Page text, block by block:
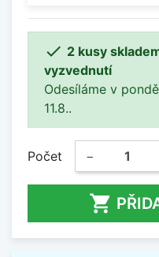
 2 kusy
vyzvednutí
Odesíláme v
11.8..
Počet −
